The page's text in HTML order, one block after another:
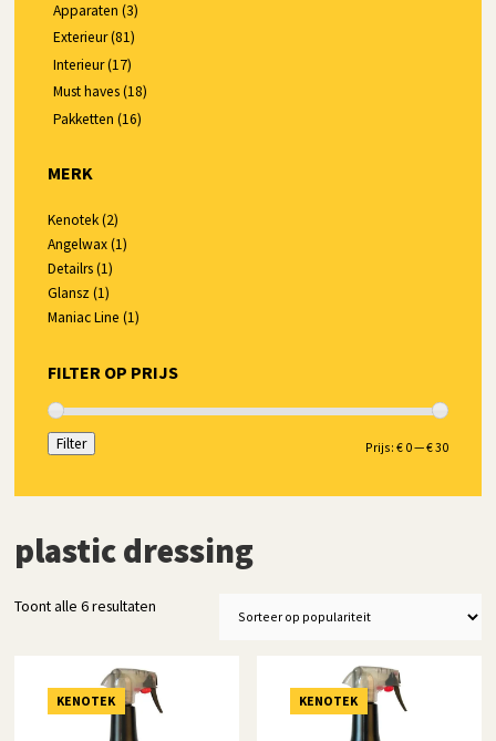
Apparaten (3)
Exterieur(81)
Interieur(17)
Must haves (18)
Pakketten (16)
MERK
Kenotek (2)
Angelwax (1)
Detailrs (1)
Glansz (1)
Maniac Line (1)
FILTER OP PRIJS
Min.
Max.
Filter Prijs: € 0—€ 30
plastic dressing
Toont alle 6 resultaten
KENOTEK KENOTEK